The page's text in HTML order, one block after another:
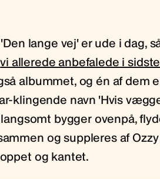
lange vej' er ude i dag,
vi allerede anbefalede i
albummet, og én af dem
klingende navn 'Hvis
bygger ovenpå,
og suppleres af
og kantet.